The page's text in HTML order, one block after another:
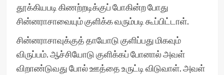
தூக்கியபடி கிணற்றடிக்குப் போகின்ற போது
சின்னராசாவையும் குளிக்க வரும்படி கூப்பிட்டாள்.
சின்னராசாவுக்குத் தாயோடு குளிப்பது மிகவும்
விருப்பம். ஆச்சியோடு குளிக்கப் போனால் அவள்
விறாண்டுவது போல் ஊத்தை உருட்டி விடுவாள். அவள்